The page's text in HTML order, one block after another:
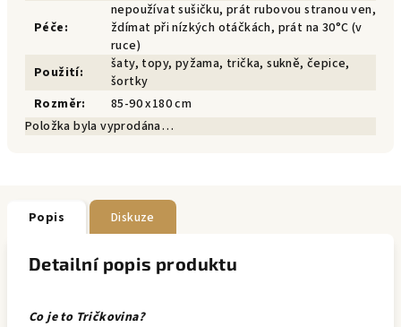
Péče:
nepoužívat sušičku, prát rubovou stranou ven,
ždímat při nízkých otáčkách, prát na 30°C (v
ruce)
Použití:
šaty, topy, pyžama, trička, sukně, čepice,
šortky
Rozměr:
85-90 x180 cm
Položka byla vyprodána…
Popis Diskuze
Detailní popis produktu
Co je to Tričkovina?